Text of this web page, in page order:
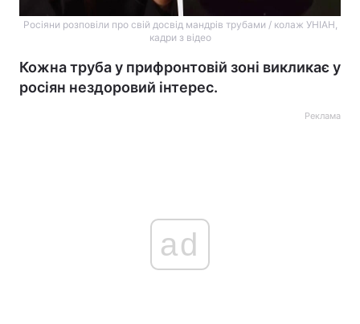
Росіяни розповіли про свій досвід мандрів трубами / колаж УНІАН,
кадри з відео
Кожна труба у прифронтовій зоні викликає у
росіян нездоровий інтерес.
Реклама
ad